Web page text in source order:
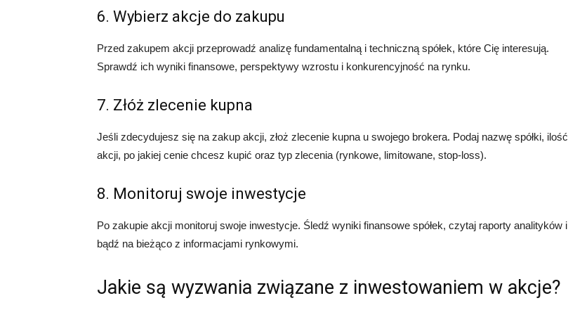
6. Wybierz akcje do zakupu
Przed zakupem akcji przeprowadź analizę fundamentalną i techniczną spółek, które Cię interesują.
Sprawdź ich wyniki finansowe, perspektywy wzrostu i konkurencyjność na rynku.
7. Złóż zlecenie kupna
Jeśli zdecydujesz się na zakup akcji, złoż zlecenie kupna u swojego brokera. Podaj nazwę spółki, ilość
akcji, po jakiej cenie chcesz kupić oraz typ zlecenia (rynkowe, limitowane, stop-loss).
8. Monitoruj swoje inwestycje
Po zakupie akcji monitoruj swoje inwestycje. Śledź wyniki finansowe spółek, czytaj raporty analityków i
bądź na bieżąco z informacjami rynkowymi.
Jakie są wyzwania związane z inwestowaniem w akcje?